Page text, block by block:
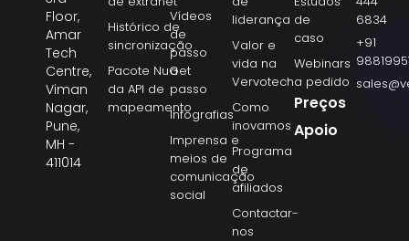
Floor,
Amar
Tech
Centre,
Viman
Nagar,
Pune,
MH -
411014
Histórico de
sincronização
Pacote NuGet
da API de
mapeamento
Vídeos
de
passo
a
passo
Infografias
Imprensa e
meios de
comunicação
social
liderança
Valor e
vida na
Vervotech
Como
inovamos
Programa
de
afiliados
Contactar-
nos
de
caso
Webinars
a pedido
Preços
Apoio
6834
+91